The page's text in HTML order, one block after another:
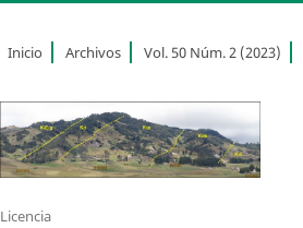
Inicio Archivos Vol. 50 Núm. 2 (2023)
Licencia